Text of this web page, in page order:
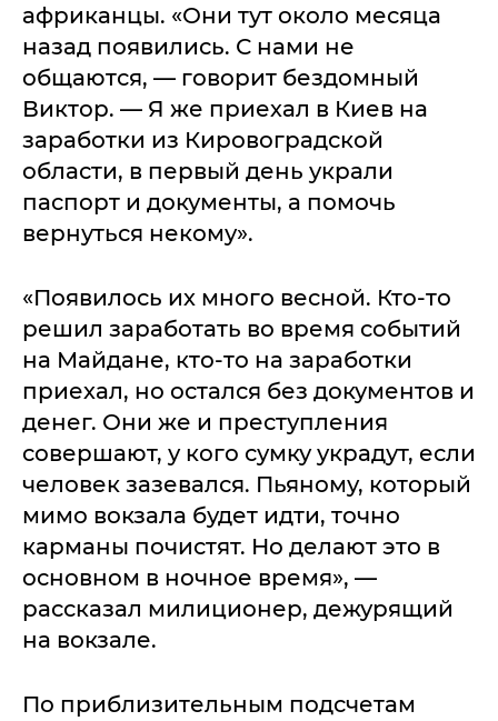
африканцы. «Они тут около месяца
назад появились. С нами не
общаются, — говорит бездомный
Виктор. — Я же приехал в Киев на
заработки из Кировоградской
области, в первый день украли
паспорт и документы, а помочь
вернуться некому».
«Появилось их много весной. Кто-то
решил заработать во время событий
на Майдане, кто-то на заработки
приехал, но остался без документов и
денег. Они же и преступления
совершают, у кого сумку украдут, если
человек зазевался. Пьяному, который
мимо вокзала будет идти, точно
карманы почистят. Но делают это в
основном в ночное время», —
рассказал милиционер, дежурящий
на вокзале.
По приблизительным подсчетам